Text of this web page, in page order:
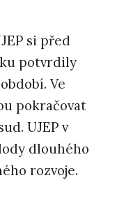
si před
potvrdily
Ve
pokračovat
UJEP v
dlouhého
rozvoje.